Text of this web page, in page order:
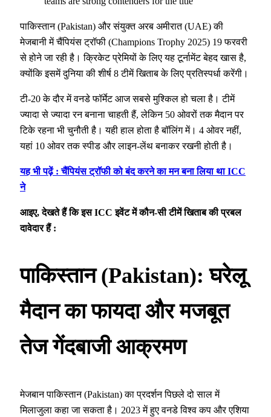
पाकिस्तान (Pakistan) और संयुक्त अरब अमीरात (UAE) की
मेजबानी में चैंपियंस ट्रॉफी (Champions Trophy 2025) 19 फरवरी
से होने जा रही है। क्रिकेट प्रेमियों के लिए यह टूर्नामेंट बेहद खास है,
क्योंकि इसमें दुनिया की शीर्ष 8 टीमें खिताब के लिए प्रतिस्पर्धा करेंगी।
टी-20 के दौर में वनडे फॉर्मेट आज सबसे मुश्किल हो चला है। टीमें
ज्यादा से ज्यादा रन बनाना चाहती हैं, लेकिन 50 ओवरों तक मैदान पर
टिके रहना भी चुनौती है। यही हाल होता है बॉलिंग में। 4 ओवर नहीं,
यहां 10 ओवर तक स्पीड और लाइन-लेंथ बनाकर रखनी होती है।
यह भी पढ़ें : चैंपियंस ट्रॉफी को बंद करने का मन बना लिया था ICC
ने
आइए, देखते हैं कि इस ICC इवेंट में कौन-सी टीमें खिताब की प्रबल
दावेदार हैं :
पाकिस्तान (Pakistan): घरेलू
मैदान का फायदा और मजबूत
तेज गेंदबाजी आक्रमण
मेजबान पाकिस्तान (Pakistan) का प्रदर्शन पिछले दो साल में
मिलाजुला कहा जा सकता है। 2023 में हुए वनडे विश्व कप और एशिया